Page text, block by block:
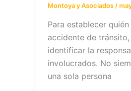
Montoya y Asociados/
Para establecer
accidente de
identificar la
involucrados. No
una sola persona